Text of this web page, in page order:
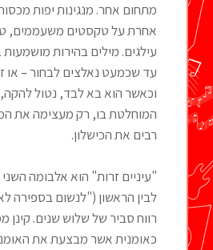
מתחום אחר. מנגינות יפות
אחרת על טקסטים משעממים,
עילגים. מילים בהירות מושמעות
עד שכמעט נאלצים לבחור – או
וכאשר הוא בא לבד, נטול
המוחלטת בו, רק מעצימה את
רבים את הכישלון.
"עיניים זרות" הוא אלבומה השני
לבין הראשון ("לנשום בספירה
רווח סביר של שלוש שנים.
כאומנית אשר מבצעת את